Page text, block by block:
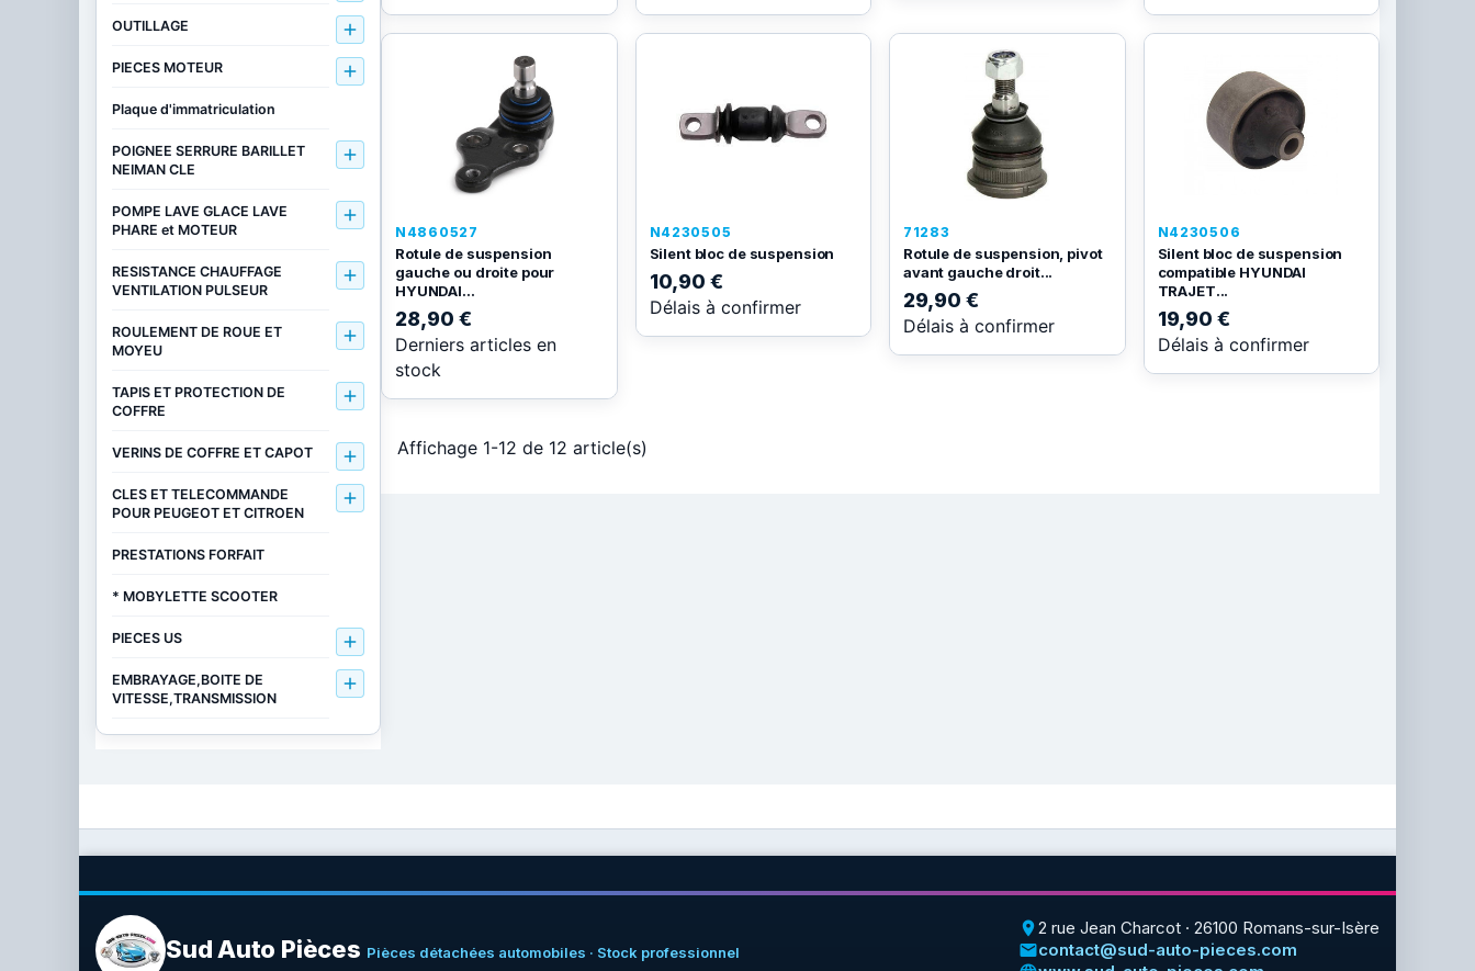
N4860527
Rotule de suspension
gauche ou droite pour
HYUNDAI...
28,90 €
Derniers articles en
stock
N4230505
Silent bloc de suspension
10,90 €
Délais à confirmer
71283
Rotule de suspension, pivot
avant gauche droit...
29,90 €
Délais à confirmer
N4230506
Silent bloc de suspension
compatible HYUNDAI
TRAJET...
19,90 €
Délais à confirmer
Affichage 1-12 de 12 article(s)
OUTILLAGE 
PIECES MOTEUR 
Plaque d'immatriculation
POIGNEE SERRURE BARILLET
NEIMAN CLE

POMPE LAVE GLACE LAVE
PHARE et MOTEUR

RESISTANCE CHAUFFAGE
VENTILATION PULSEUR

ROULEMENT DE ROUE ET
MOYEU

TAPIS ET PROTECTION DE
COFFRE

VERINS DE COFFRE ET CAPOT 
CLES ET TELECOMMANDE
POUR PEUGEOT ET CITROEN

PRESTATIONS FORFAIT
* MOBYLETTE SCOOTER
PIECES US 
EMBRAYAGE,BOITE DE
VITESSE,TRANSMISSION

Sud Auto Pièces Pièces détachées automobiles · Stock professionnel
place2 rue Jean Charcot · 26100 Romans-sur-Isère
emailcontact@sud-auto-pieces.com